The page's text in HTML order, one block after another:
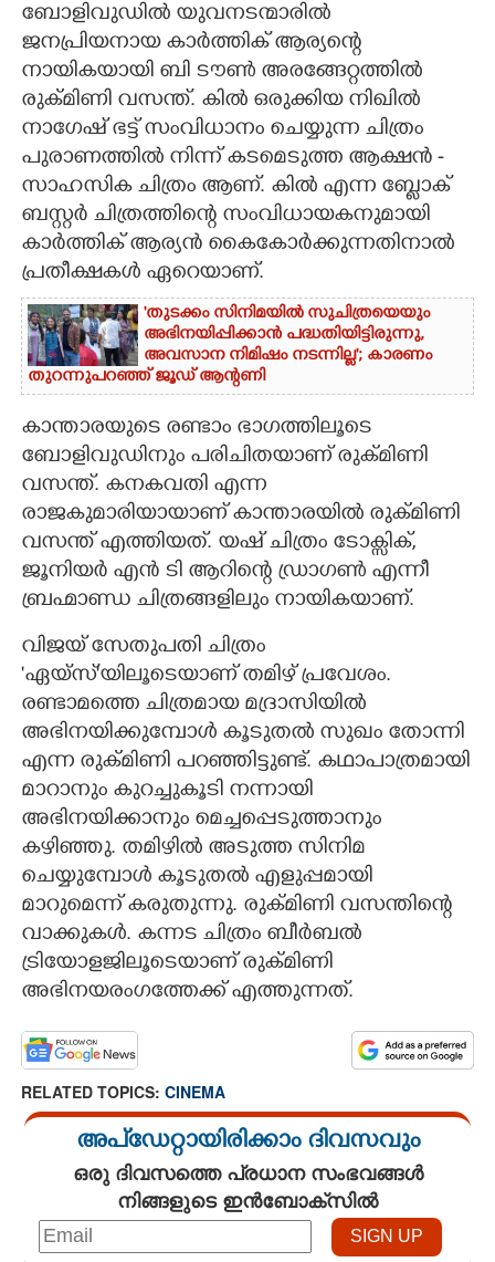
CARTOONS
LITERATURE
CONTACT US
ബോളിവുഡിൽ യുവനടന്മാരിൽ
ജനപ്രിയനായ കാർത്തിക് ആര്യന്റെ
നായികയായി ബി ടൗൺ അരങ്ങേറ്റത്തിൽ
രുക്മിണി വസന്ത്. കിൽ ഒരുക്കിയ നിഖിൽ
നാഗേഷ് ഭട്ട് സംവിധാനം ചെയ്യുന്ന ചിത്രം
പുരാണത്തിൽ നിന്ന് കടമെടുത്ത ആക്ഷൻ -
സാഹസിക ചിത്രം ആണ്. കിൽ എന്ന ബ്ലോക്
ബസ്റ്റർ ചിത്രത്തിന്റെ സംവിധായകനുമായി
കാർത്തിക് ആര്യൻ കൈകോർക്കുന്നതിനാൽ
പ്രതീക്ഷകൾ ഏറെയാണ്.
'തുടക്കം സിനിമയിൽ സുചിത്രയെയും
അഭിനയിപ്പിക്കാൻ പദ്ധതിയിട്ടിരുന്നു,​
അവസാന നിമിഷം നടന്നില്ല'; കാരണം
തുറന്നുപറഞ്ഞ് ജൂഡ് ആന്റണി
കാന്താരയുടെ രണ്ടാം ഭാഗത്തിലൂടെ
ബോളിവുഡിനും പരിചിതയാണ് രുക്മിണി
വസന്ത്. കനകവതി എന്ന
രാജകുമാരിയായാണ് കാന്താരയിൽ രുക്മിണി
വസന്ത് എത്തിയത്. യഷ് ചിത്രം ടോക്സിക്,
ജൂനിയർ എൻ ടി ആറിന്റെ ഡ്രാഗൺ എന്നീ
ബ്രഹ്മാണ്ഡ ചിത്രങ്ങളിലും നായികയാണ്.
വിജയ് സേതുപതി ചിത്രം
'ഏയ്സ്'യിലൂടെയാണ് തമിഴ് പ്രവേശം.
രണ്ടാമത്തെ ചിത്രമായ മദ്രാസിയിൽ
അഭിനയിക്കുമ്പോൾ കൂടുതൽ സുഖം തോന്നി
എന്ന രുക്മിണി പറഞ്ഞിട്ടുണ്ട്. കഥാപാത്രമായി
മാറാനും കുറച്ചുകൂടി നന്നായി
അഭിനയിക്കാനും മെച്ചപ്പെടുത്താനും
കഴിഞ്ഞു. തമിഴിൽ അടുത്ത സിനിമ
ചെയ്യുമ്പോൾ കൂടുതൽ എളുപ്പമായി
മാറുമെന്ന് കരുതുന്നു. രുക്മിണി വസന്തിന്റെ
വാക്കുകൾ. കന്നട ചിത്രം ബീർബൽ
ട്രിയോളജിലൂടെയാണ് രുക്മിണി
അഭിനയരംഗത്തേക്ക് എത്തുന്നത്.
RELATED TOPICS: CINEMA
അപ്ഡേറ്റായിരിക്കാം ദിവസവും
ഒരു ദിവസത്തെ പ്രധാന സംഭവങ്ങൾ
നിങ്ങളുടെ ഇൻബോക്സിൽ